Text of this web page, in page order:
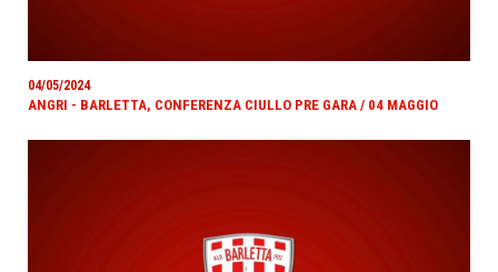
04/05/2024
ANGRI - BARLETTA, CONFERENZA CIULLO PRE GARA / 04 MAGGIO